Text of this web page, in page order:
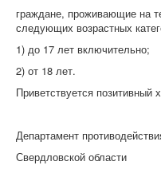
граждане, проживающие на
следующих возрастных
1) до 17 лет включительно;
2) от 18 лет.
Приветствуется позитивный
Департамент
Свердловской области